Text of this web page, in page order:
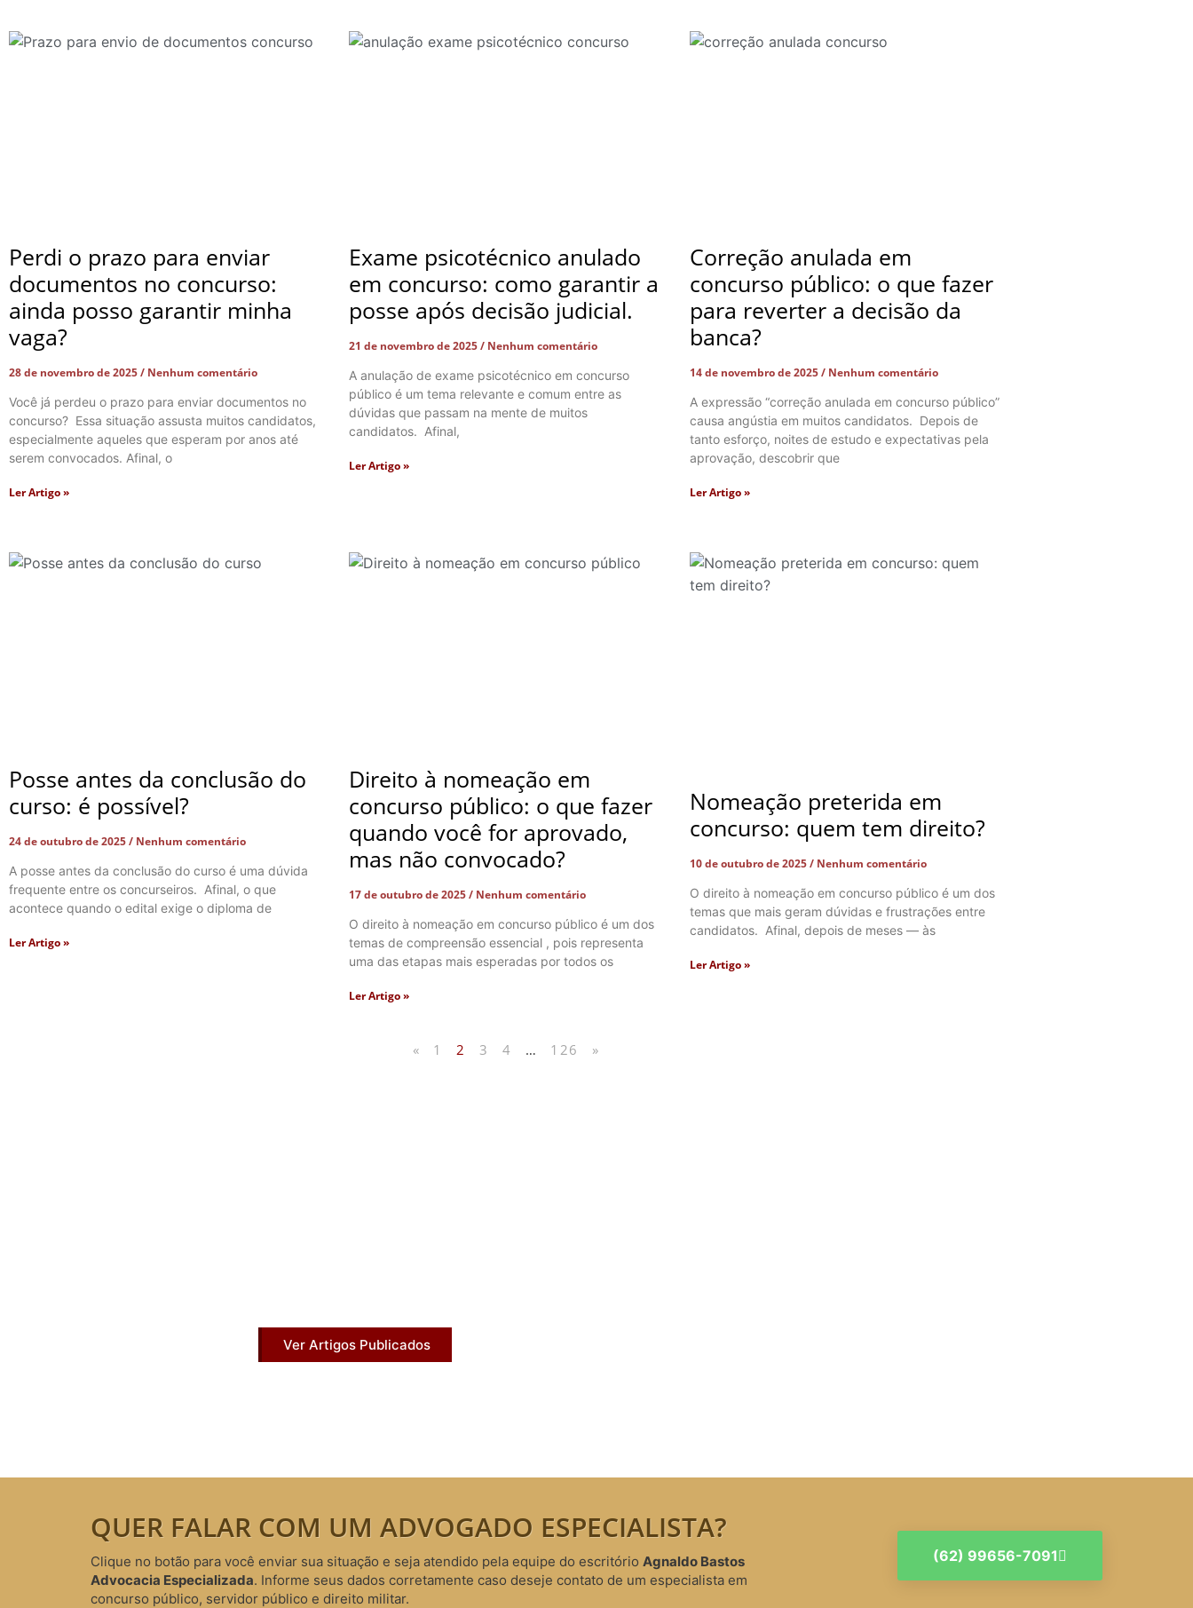
Perdi o prazo para enviar
documentos no concurso:
ainda posso garantir minha
vaga?
28 de novembro de 2025
Nenhum comentário
Você já perdeu o prazo para enviar documentos no
concurso? Essa situação assusta muitos candidatos,
especialmente aqueles que esperam por anos até
serem convocados. Afinal, o
Ler Artigo »
Exame psicotécnico anulado
em concurso: como garantir a
posse após decisão judicial.
21 de novembro de 2025 Nenhum comentário
A anulação de exame psicotécnico em concurso
público é um tema relevante e comum entre as
dúvidas que passam na mente de muitos
candidatos. Afinal,
Ler Artigo »
Correção anulada em
concurso público: o que fazer
para reverter a decisão da
banca?
14 de novembro de 2025 Nenhum comentário
A expressão “correção anulada em concurso público”
causa angústia em muitos candidatos. Depois de
tanto esforço, noites de estudo e expectativas pela
aprovação, descobrir que
Ler Artigo »
Posse antes da conclusão do
curso: é possível?
24 de outubro de 2025
Nenhum comentário
A posse antes da conclusão do curso é uma dúvida
frequente entre os concurseiros. Afinal, o que
acontece quando o edital exige o diploma de
Ler Artigo »
Direito à nomeação em
concurso público: o que fazer
quando você for aprovado,
mas não convocado?
17 de outubro de 2025 Nenhum comentário
O direito à nomeação em concurso público é um dos
temas de compreensão essencial , pois representa
uma das etapas mais esperadas por todos os
Ler Artigo »
Nomeação preterida em
concurso: quem tem direito?
10 de outubro de 2025 Nenhum comentário
O direito à nomeação em concurso público é um dos
temas que mais geram dúvidas e frustrações entre
candidatos. Afinal, depois de meses — às
Ler Artigo »
« 1 2 3 4 … 126 »
Ver Artigos Publicados
QUER FALAR COM UM ADVOGADO ESPECIALISTA?
Clique no botão para você enviar sua situação e seja atendido pela equipe do escritório Agnaldo Bastos
Advocacia Especializada. Informe seus dados corretamente caso deseje contato de um especialista em
concurso público, servidor público e direito militar.
(62) 99656-7091